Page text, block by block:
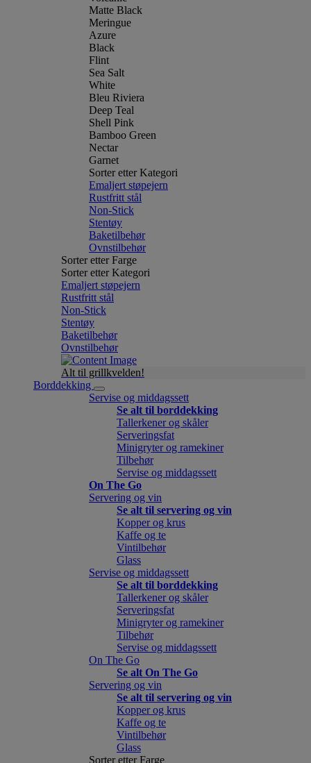
Matte Black
Meringue
Azure
Black
Flint
Sea Salt
White
Bleu Riviera
Deep Teal
Shell Pink
Bamboo Green
Nectar
Garnet
Sorter etter Kategori
Emaljert støpejern
Rustfritt stål
Non-Stick
Stentøy
Baketilbehør
Ovnstilbehør
Sorter etter Farge
Sorter etter Kategori
Emaljert støpejern
Rustfritt stål
Non-Stick
Stentøy
Baketilbehør
Ovnstilbehør
Alt til grillkvelden!
Borddekking
Servise og middagssett
Se alt til borddekking
Tallerkener og skåler
Serveringsfat
Minigryter og ramekiner
Tilbehør
Servise og middagssett
On The Go
Servering og vin
Se alt til servering og vin
Kopper og krus
Kaffe og te
Vintilbehør
Glass
Servise og middagssett
Se alt til borddekking
Tallerkener og skåler
Serveringsfat
Minigryter og ramekiner
Tilbehør
Servise og middagssett
On The Go
Se alt On The Go
Servering og vin
Se alt til servering og vin
Kopper og krus
Kaffe og te
Vintilbehør
Glass
Sorter etter Farge